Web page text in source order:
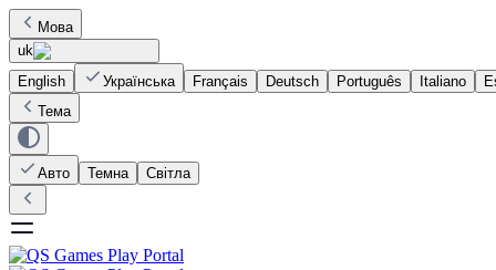
Мова
uk
English
Українська Français Deutsch Português Italiano
Тема
Авто Темна Світла